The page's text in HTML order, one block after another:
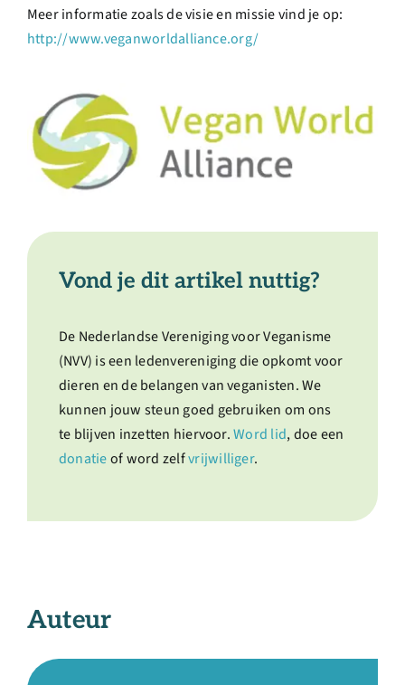
Meer informatie zoals de visie en missie vind je op:
http://www.veganworldalliance.org/
Vond je dit artikel nuttig?
De Nederlandse Vereniging voor Veganisme
(NVV) is een ledenvereniging die opkomt voor
dieren en de belangen van veganisten. We
kunnen jouw steun goed gebruiken om ons
te blijven inzetten hiervoor.Word lid, doe een
donatieof word zelfvrijwilliger.
Auteur